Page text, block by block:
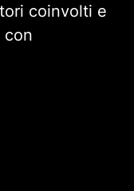
coinvolti e
con